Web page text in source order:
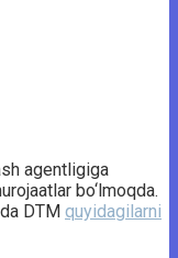
agentligiga
bo‘lmoqda.
DTM quyidagilarni